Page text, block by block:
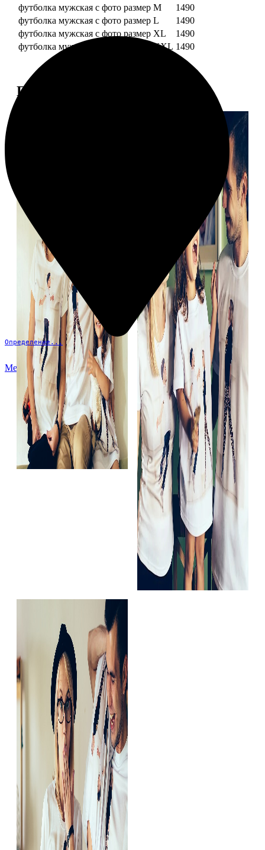
Определение...
Меню
футболка мужская с фото размер M
1490
футболка мужская с фото размер L
1490
футболка мужская с фото размер XL
1490
футболка мужская с фото размер XXL 1490
Примеры работ